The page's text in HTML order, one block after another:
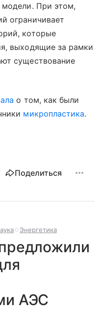
модели. При этом,
ограничивает
которые
выходящие за рамки
существование
о том, как были
микропластика.
Поделиться
Энергетика
АЭС